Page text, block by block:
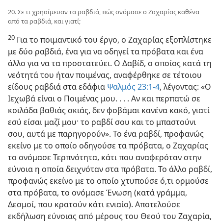
20. Σε τι χρησίμευαν τα ραβδιά, πώς ονόμασε ο Ζαχαρίας καθένα
από τα ραβδιά, και γιατί;
20 Για το ποιμαντικό του έργο, ο Ζαχαρίας εξοπλίστηκε
με δύο ραβδιά, ένα για να οδηγεί τα πρόβατα και ένα
άλλο για να τα προστατεύει. Ο Δαβίδ, ο οποίος κατά τη
νεότητά του ήταν ποιμένας, αναφέρθηκε σε τέτοιου
είδους ραβδιά στα εδάφια Ψαλμός 23:​1⁠-⁠4, λέγοντας: «Ο
Ιεχωβά είναι ο Ποιμένας μου. . . . Αν και περπατώ σε
κοιλάδα βαθιάς σκιάς, δεν φοβάμαι κανένα κακό, γιατί
εσύ είσαι μαζί μου· το ραβδί σου και το μπαστούνι
σου, αυτά με παρηγορούν». Το ένα ραβδί, προφανώς
εκείνο με το οποίο οδηγούσε τα πρόβατα, ο Ζαχαρίας
το ονόμασε Τερπνότητα, κάτι που αναφερόταν στην
εύνοια η οποία δειχνόταν στα πρόβατα. Το άλλο ραβδί,
προφανώς εκείνο με το οποίο χτυπούσε ό,τι ορμούσε
στα πρόβατα, το ονόμασε Ένωση (κατά γράμμα,
Δεσμοί, που κρατούν κάτι ενιαίο). Αποτελούσε
εκδήλωση εύνοιας από μέρους του Θεού του Ζαχαρία,